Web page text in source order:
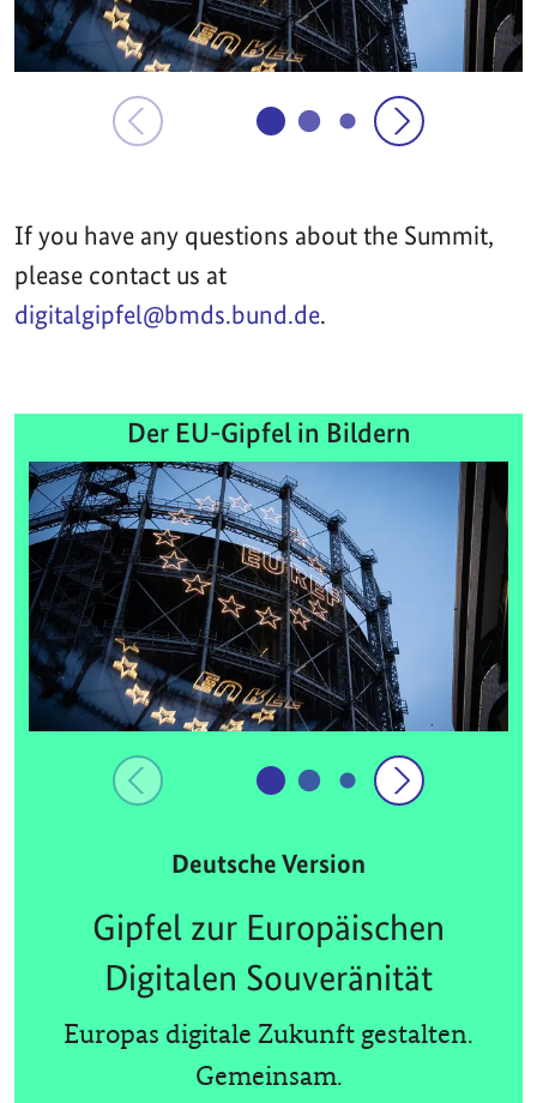
If you have any questions about the Summit,
please contact us at
digitalgipfel@bmds.bund.de.
Der EU-Gipfel in Bildern
Deutsche Version
Gipfel zur Europäischen
Digitalen Souveränität
Europas digitale Zukunft gestalten.
Gemeinsam.